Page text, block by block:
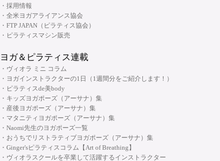
リフォーマースタジオ
大阪府大阪市中央区安土町2-5-5 本町明大ビル3F
TEL: 06-6926-8422
・ヨガ解剖学コース
・アーユルヴェーダを知る
・アーユルヴェーダを深める
プコース
・ヨガ指導者向け：個人プログラミングコース～症例別・目的別プログラ
ムの組み方～
・ヨガ指導者向け：アジャストメント＆モディフィケーションスキルアッ
プコース
・メンタルケアヨガ(心のためのヨガ)指導者養成コース
チャクラ講座
顔筋調整ヨガ養成指導者コース
・採用情報
・全米ヨガアライアンス協会
・FTP JAPAN（ピラティス協会）
・ピラティスマシン販売
ヨガ＆ピラティス連載
・ヴィオラ ミニ コラム
・ヨガインストラクターの1日（1週間分をご紹介します！）
・ピラティスde美body
・キッズヨガポーズ（アーサナ）集
・産後ヨガポーズ（アーサナ）集
・マタニティヨガポーズ（アーサナ）集
・Naomi先生のヨガポーズ一覧
・おうちでリストラティブヨガポーズ（アーサナ）集
・Ginger'sピラティスコラム【Art of Breathing】
・ヴィオラスクールを卒業して活躍するインストラクター